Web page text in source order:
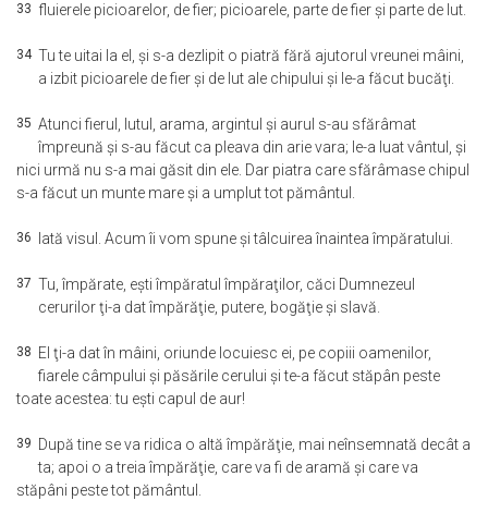
33 fluierele picioarelor, de fier; picioarele, parte de fier şi parte de lut.
34 Tu te uitai la el, şi s-a dezlipit o piatră fără ajutorul vreunei mâini,
a izbit picioarele de fier şi de lut ale chipului şi le-a făcut bucăţi.
35 Atunci fierul, lutul, arama, argintul şi aurul s-au sfărâmat
împreună şi s-au făcut ca pleava din arie vara; le-a luat vântul, şi
nici urmă nu s-a mai găsit din ele. Dar piatra care sfărâmase chipul
s-a făcut un munte mare şi a umplut tot pământul.
36 Iată visul. Acum îi vom spune şi tâlcuirea înaintea împăratului.
37 Tu, împărate, eşti împăratul împăraţilor, căci Dumnezeul
cerurilor ţi-a dat împărăţie, putere, bogăţie şi slavă.
38 El ţi-a dat în mâini, oriunde locuiesc ei, pe copiii oamenilor,
fiarele câmpului şi păsările cerului şi te-a făcut stăpân peste
toate acestea: tu eşti capul de aur!
39 După tine se va ridica o altă împărăţie, mai neînsemnată decât a
ta; apoi o a treia împărăţie, care va fi de aramă şi care va
stăpâni peste tot pământul.